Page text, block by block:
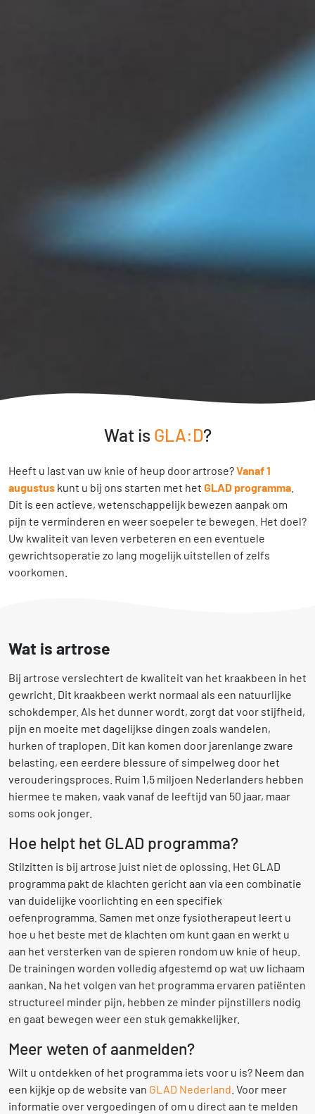
Wat is GLA:D?
Heeft u last van uw knie of heup door artrose?Vanaf 1
augustus kunt u bij ons starten met het GLAD programma
Dit is een actieve, wetenschappelijk bewezen aanpak om
pijn te verminderen en weer soepeler te bewegen. Het doel?
Uw kwaliteit van leven verbeteren en een eventuele
gewrichtsoperatie zo lang mogelijk uitstellen of zelfs
voorkomen.
Wat is artrose
Bij artrose verslechtert de kwaliteit van het kraakbeen in het
gewricht. Dit kraakbeen werkt normaal als een natuurlijke
schokdemper. Als het dunner wordt, zorgt dat voor stijfheid,
pijn en moeite met dagelijkse dingen zoals wandelen,
hurken of traplopen. Dit kan komen door jarenlange zware
belasting, een eerdere blessure of simpelweg door het
verouderingsproces. Ruim 1,5 miljoen Nederlanders hebben
hiermee te maken, vaak vanaf de leeftijd van 50 jaar, maar
soms ook jonger.
Hoe helpt het GLAD programma?
Stilzitten is bij artrose juist niet de oplossing. Het GLAD
programma pakt de klachten gericht aan via een combinatie
van duidelijke voorlichting en een specifiek
oefenprogramma. Samen met onze fysiotherapeut leert u
hoe u het beste met de klachten om kunt gaan en werkt u
aan het versterken van de spieren rondom uw knie of heup.
De trainingen worden volledig afgestemd op wat uw lichaam
aankan. Na het volgen van het programma ervaren patiënten
structureel minder pijn, hebben ze minder pijnstillers nodig
en gaat bewegen weer een stuk gemakkelijker.
Meer weten of aanmelden?
Wilt u ontdekken of het programma iets voor u is? Neem dan
een kijkje op de website van GLAD Nederland . Voor meer
informatie over vergoedingen of om u direct aan te melden